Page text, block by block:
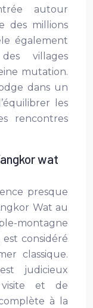
autour
des millions
également
villages
mutation.
dans un
les
rencontres
wat
presque
Wat au
montagne
considéré
classique.
judicieux
visite et de
à la